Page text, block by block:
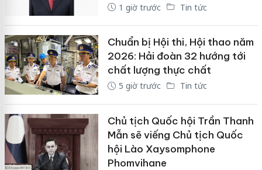
1 giờ trước Tin tức
Chuẩn bị Hội thi, Hội thao năm
2026: Hải đoàn 32 hướng tới
chất lượng thực chất
5 giờ trước Tin tức
Chủ tịch Quốc hội Trần Thanh
Mẫn sẽ viếng Chủ tịch Quốc
hội Lào Xaysomphone
Phomvihane